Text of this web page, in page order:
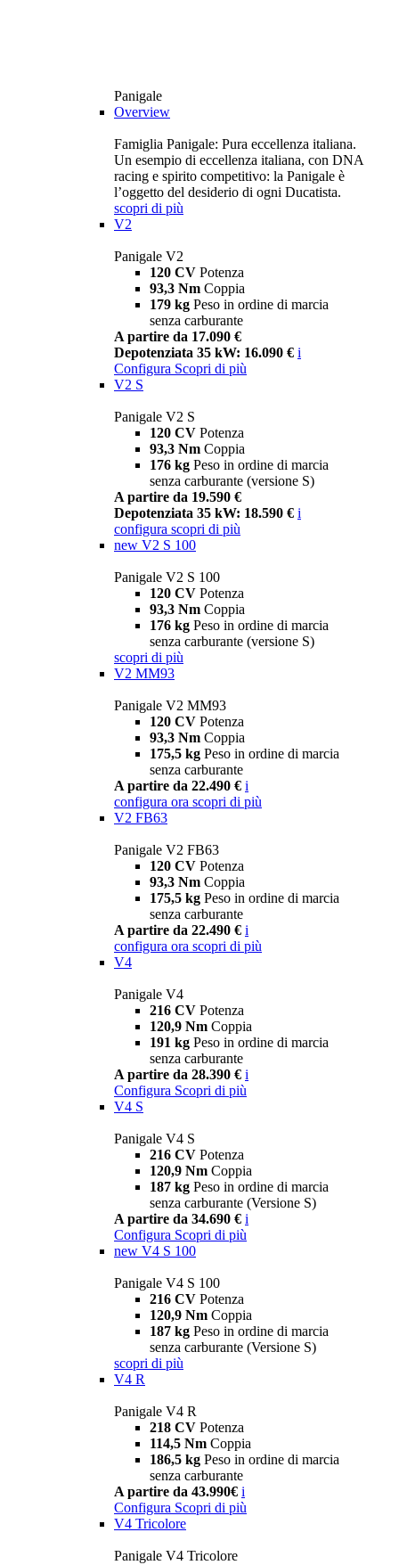
Panigale
Overview
Famiglia Panigale: Pura eccellenza italiana.
Un esempio di eccellenza italiana, con DNA
racing e spirito competitivo: la Panigale è
l’oggetto del desiderio di ogni Ducatista.
scopri di più
V2
Panigale V2
120 CV Potenza
93,3 Nm Coppia
179 kg Peso in ordine di marcia
senza carburante
A partire da 17.090 €
Depotenziata 35 kW: 16.090 € i
Configura Scopri di più
V2 S
Panigale V2 S
120 CV Potenza
93,3 Nm Coppia
176 kg Peso in ordine di marcia
senza carburante (versione S)
A partire da 19.590 €
Depotenziata 35 kW: 18.590 € i
configura scopri di più
new V2 S 100
Panigale V2 S 100
120 CV Potenza
93,3 Nm Coppia
176 kg Peso in ordine di marcia
senza carburante (versione S)
scopri di più
V2 MM93
Panigale V2 MM93
120 CV Potenza
93,3 Nm Coppia
175,5 kg Peso in ordine di marcia
senza carburante
A partire da 22.490 € i
configura ora scopri di più
V2 FB63
Panigale V2 FB63
120 CV Potenza
93,3 Nm Coppia
175,5 kg Peso in ordine di marcia
senza carburante
A partire da 22.490 € i
configura ora scopri di più
V4
Panigale V4
216 CV Potenza
120,9 Nm Coppia
191 kg Peso in ordine di marcia
senza carburante
A partire da 28.390 € i
Configura Scopri di più
V4 S
Panigale V4 S
216 CV Potenza
120,9 Nm Coppia
187 kg Peso in ordine di marcia
senza carburante (Versione S)
A partire da 34.690 € i
Configura Scopri di più
new V4 S 100
Panigale V4 S 100
216 CV Potenza
120,9 Nm Coppia
187 kg Peso in ordine di marcia
senza carburante (Versione S)
scopri di più
V4 R
Panigale V4 R
218 CV Potenza
114,5 Nm Coppia
186,5 kg Peso in ordine di marcia
senza carburante
A partire da 43.990€ i
Configura Scopri di più
V4 Tricolore
Panigale V4 Tricolore